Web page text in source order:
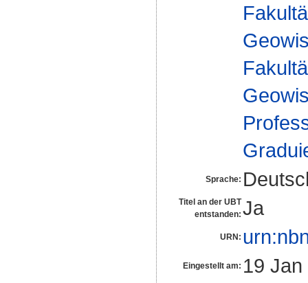
Sprache:
Titel an der UBT
entstanden: Ja
URN:
Eingestellt am: 19 Jan